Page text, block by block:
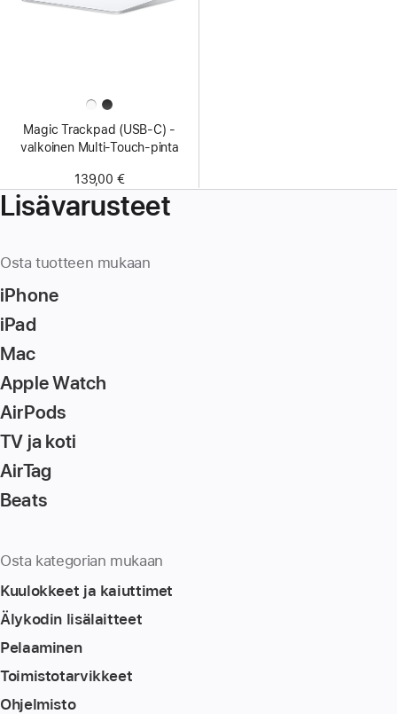
Magic Trackpad (USB‑C) -
valkoinen Multi-Touch-pinta
139,00 €
Lisävarusteet
Osta tuotteen mukaan
iPhone
iPad
Mac
Apple Watch
AirPods
TV ja koti
AirTag
Beats
Osta kategorian mukaan
Kuulokkeet ja kaiuttimet
Älykodin lisä­laitteet
Pelaaminen
Toimistotarvikkeet
Ohjelmisto